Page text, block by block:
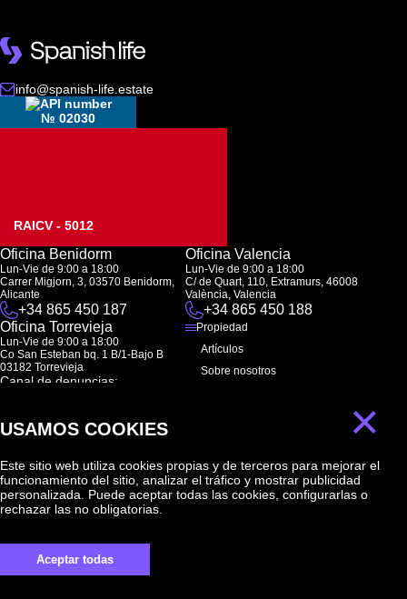
info@spanish-life.estate
№ 02030
RAICV - 5012
Oficina Benidorm
Lun-Vie de 9:00 a 18:00
Carrer Migjorn, 3, 03570 Benidorm,
Alicante
+34 865 450 187
Oficina Valencia
Lun-Vie de 9:00 a 18:00
C/ de Quart, 110, Extramurs, 46008
València, Valencia
+34 865 450 188
Oficina Torrevieja
Lun-Vie de 9:00 a 18:00
Co San Esteban bq. 1 B/1-Bajo B
03182 Torrevieja
Canal de denuncias:
Propiedad
Artículos
Sobre nosotros
Suscripción
Suscríbase a nuestras noticias. Envío semanal
×
USAMOS COOKIES
Este sitio web utiliza cookies propias y de terceros para mejorar el
funcionamiento del sitio, analizar el tráfico y mostrar publicidad
personalizada. Puede aceptar todas las cookies, configurarlas o
rechazar las no obligatorias.
Aceptar todas